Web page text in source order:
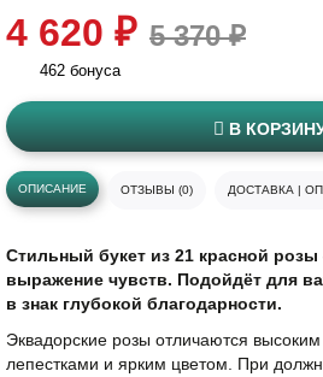
4 620 ₽ 5 370 ₽
462 бонуса
В
ОПИСАНИЕ ОТЗЫВЫ (0) ДОСТАВКА |
Стильный букет из 21 красной
выражение чувств. Подойдёт для
в знак глубокой благодарности.
Эквадорские розы отличаются
лепестками и ярким цветом. При